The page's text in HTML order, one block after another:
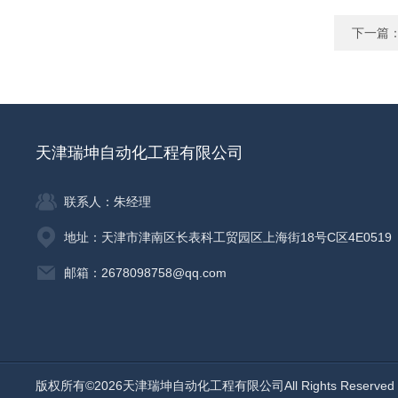
下一篇
天津瑞坤自动化工程有限公司
联系人：朱经理
地址：天津市津南区长表科工贸园区上海街18号C区4E0519
邮箱：2678098758@qq.com
版权所有©2026天津瑞坤自动化工程有限公司All Rights